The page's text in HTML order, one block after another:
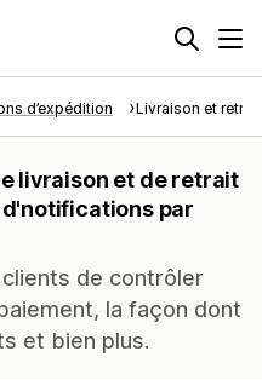
d’expédition Livraison et retrait
livraison et de retrait
par
de contrôler
la façon dont
et bien plus.